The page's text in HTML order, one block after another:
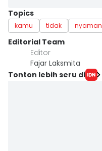
Topics
kamu tidak nyaman
Editorial Team
Editor
Fajar Laksmita
Tonton lebih seru di